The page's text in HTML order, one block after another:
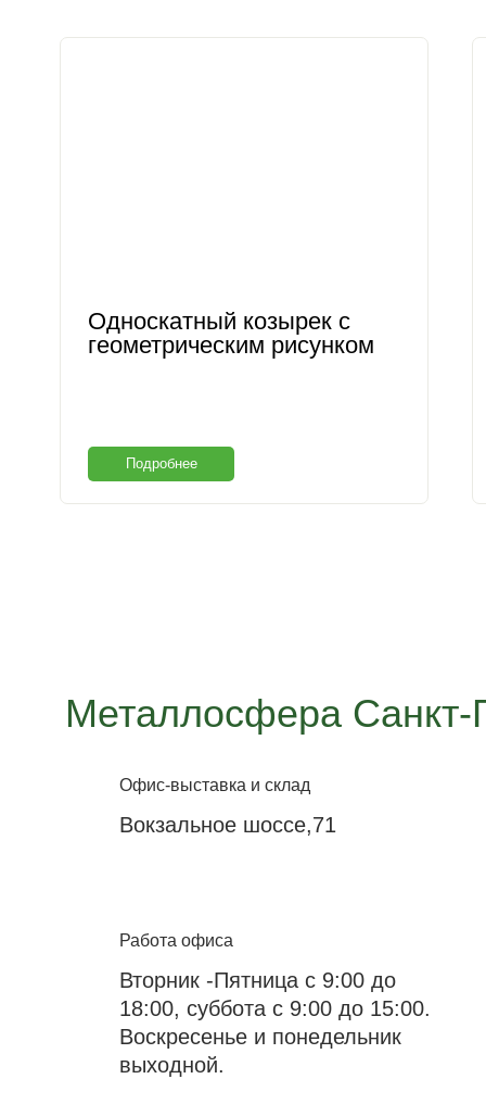
Односкатный козырек с
геометрическим рисунком
Подробнее
Металлосфера Санкт-
Офис-выставка и склад
Вокзальное шоссе,71
Работа офиса
Вторник -Пятница с 9:00 до
18:00, суббота с 9:00 до 15:00.
Воскресенье и понедельник
выходной.